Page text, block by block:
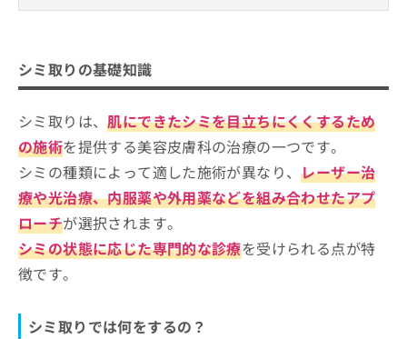
シミ取りを検討する目安
シミ取りを受けるクリニック、どうやって選べ
ばいい？
シミ取りを受けるクリニックを選ぶ際
にチェックする4つのポイント
そもそもシミってなに？シミ取りやレーザーのわ
かりやすい紹介もあり！
心斎橋周辺で評判のシミ取りにおすす
めのクリニック10選
ツツイ美容外科
クリニーク大阪心斎橋
シミ取りの基礎知識
シミ取りは、肌にできたシミを目立ちにくくするため
の施術を提供する美容皮膚科の治療の一つです。
シミの種類によって適した施術が異なり、レーザー治
療や光治療、内服薬や外用薬などを組み合わせたアプ
ローチが選択されます。
シミの状態に応じた専門的な診療を受けられる点が特
徴です。
シミ取りでは何をするの？
ので
ご了
い。
お
込
み
こ
ち
ら
掲
載
情
報
の
は
求
ち
ら
無
料
情
報
拡
充
の
お
申
み